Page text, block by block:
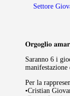
Settore
𝐎𝐫𝐠𝐨𝐠𝐥𝐢𝐨
Saranno 6 i
Per la
•Cristian